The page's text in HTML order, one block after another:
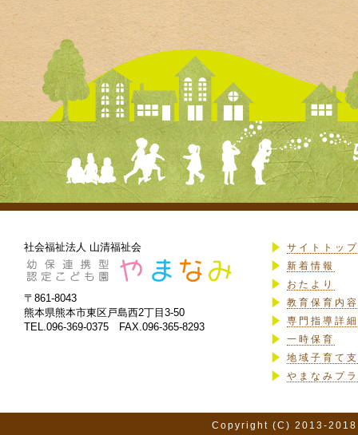
社会福祉法人 山清福祉会
〒861-8043
熊本県熊本市東区戸島西2丁目3-50
TEL.096-369-0375 FAX.096-365-8293
サイトトップ
新着情報
おたより
教育保育内
専門指導詳細
一時保育
地域子育て
やまなみプ
Copyright (C) 2013-